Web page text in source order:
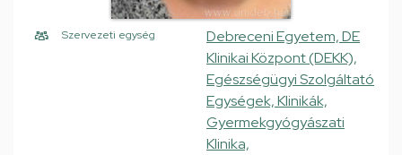
Szervezeti egység
Debreceni Egyetem, DE
Klinikai Központ (DEKK),
Egészségügyi Szolgáltató
Egységek, Klinikák,
Gyermekgyógyászati
Klinika,